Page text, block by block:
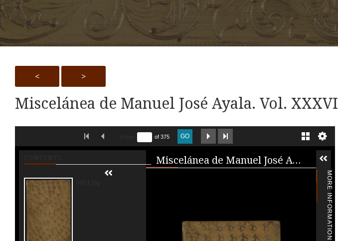
< >
Miscelánea de Manuel José Ayala. Vol. XXXVI
FIRST IMAGEPREVIOUS IMAGE
of 375 GO
NEXT IMAGE GALLERY
Media Viewer Miscelánea de Manuel José Ayala
MORE INFORMATION